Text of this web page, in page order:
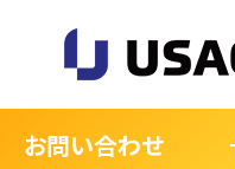
お問い合わせ